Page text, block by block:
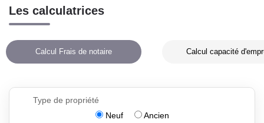
Les calculatrices
Calcul Frais de notaire Calcul capacité